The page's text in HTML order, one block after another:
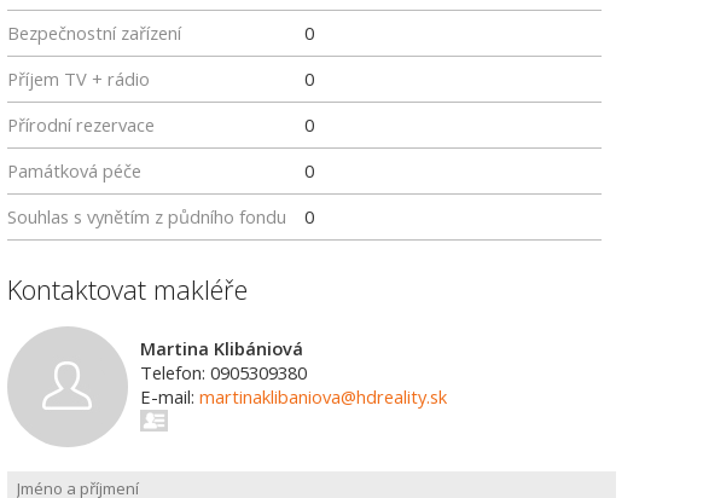
Bezpečnostní zařízení
0
Příjem TV + rádio
0
Přírodní rezervace
0
Památková péče
0
Souhlas s vynětím z půdního fondu
0
Kontaktovat makléře
Martina Klibániová
Telefon: 0905309380
E-mail: martinaklibaniova@hdreality.sk